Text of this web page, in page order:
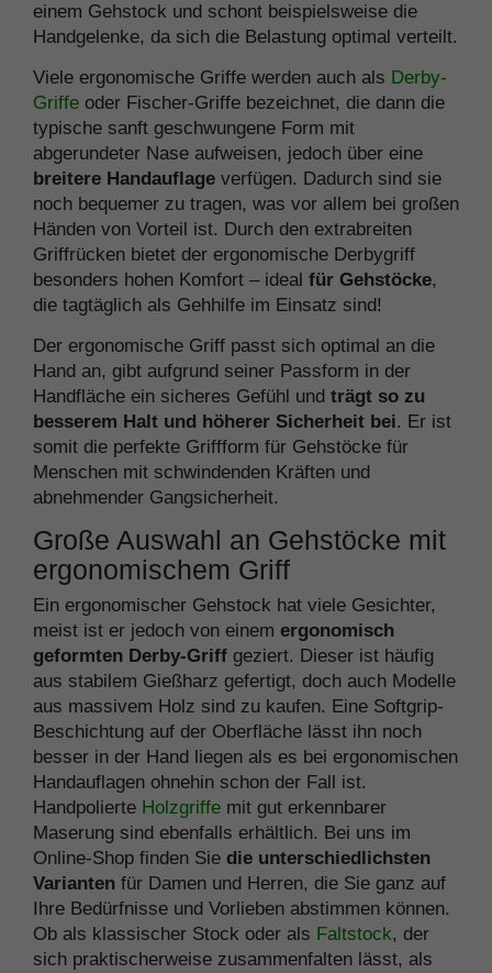
einem Gehstock und schont beispielsweise die
Handgelenke, da sich die Belastung optimal verteilt.
Viele ergonomische Griffe werden auch als Derby-
Griffe oder Fischer-Griffe bezeichnet, die dann die
typische sanft geschwungene Form mit
abgerundeter Nase aufweisen, jedoch über eine
breitere Handauflage verfügen. Dadurch sind sie
noch bequemer zu tragen, was vor allem bei großen
Händen von Vorteil ist. Durch den extrabreiten
Griffrücken bietet der ergonomische Derbygriff
besonders hohen Komfort – ideal für Gehstöcke,
die tagtäglich als Gehhilfe im Einsatz sind!
Der ergonomische Griff passt sich optimal an die
Hand an, gibt aufgrund seiner Passform in der
Handfläche ein sicheres Gefühl und trägt so zu
besserem Halt und höherer Sicherheit bei. Er ist
somit die perfekte Griffform für Gehstöcke für
Menschen mit schwindenden Kräften und
abnehmender Gangsicherheit.
Große Auswahl an Gehstöcke mit
ergonomischem Griff
Ein ergonomischer Gehstock hat viele Gesichter,
meist ist er jedoch von einem ergonomisch
geformten Derby-Griff geziert. Dieser ist häufig
aus stabilem Gießharz gefertigt, doch auch Modelle
aus massivem Holz sind zu kaufen. Eine Softgrip-
Beschichtung auf der Oberfläche lässt ihn noch
besser in der Hand liegen als es bei ergonomischen
Handauflagen ohnehin schon der Fall ist.
Handpolierte Holzgriffe mit gut erkennbarer
Maserung sind ebenfalls erhältlich. Bei uns im
Online-Shop finden Sie die unterschiedlichsten
Varianten für Damen und Herren, die Sie ganz auf
Ihre Bedürfnisse und Vorlieben abstimmen können.
Ob als klassischer Stock oder als Faltstock, der
sich praktischerweise zusammenfalten lässt, als